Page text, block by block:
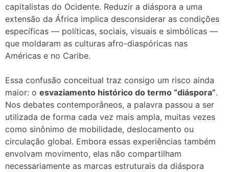
capitalistas do Ocidente. Reduzir a diáspora a uma
extensão da África implica desconsiderar as condições
específicas — políticas, sociais, visuais e simbólicas —
que moldaram as culturas afro-diaspóricas nas
Américas e no Caribe.
Essa confusão conceitual traz consigo um risco ainda
maior: o esvaziamento histórico do termo “diáspora”.
Nos debates contemporâneos, a palavra passou a ser
utilizada de forma cada vez mais ampla, muitas vezes
como sinônimo de mobilidade, deslocamento ou
circulação global. Embora essas experiências também
envolvam movimento, elas não compartilham
necessariamente as marcas estruturais da diáspora